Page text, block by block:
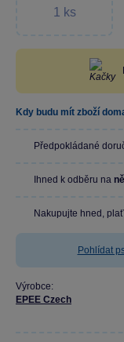
Kdy budu mít zboží
Předpokládané
Ihned k odběru na
Nakupujte hned,
Pohlídat
Výrobce:
EPEE Czech